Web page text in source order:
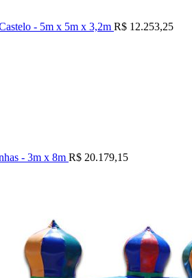
- 5m x 5m x 3,2m R$ 12.253,25
- 3m x 8m R$ 20.179,15